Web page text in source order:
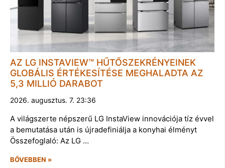
AZ LG INSTAVIEW™ HŰTŐSZEKRÉNYEINEK
GLOBÁLIS ÉRTÉKESÍTÉSE MEGHALADTA AZ
5,3 MILLIÓ DARABOT
2026. augusztus. 7. 23:36
A világszerte népszerű LG InstaView innovációja tíz évvel
a bemutatása után is újradefiniálja a konyhai élményt
Összefoglaló: Az LG …
BŐVEBBEN »